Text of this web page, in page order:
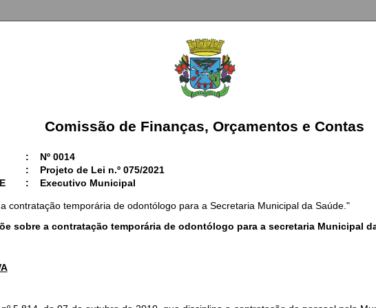
Comissão de Finanças, Orçamentos e Contas
:
Nº 0014
:
Projeto de Lei n.º 075/2021
: Executivo Municipal
contratação temporária de odontólogo para a Secretaria Municipal da Saúde."
sobre a contratação temporária de odontólogo para a secretaria Municipal